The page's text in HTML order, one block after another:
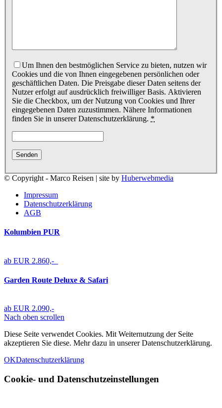
Um Ihnen den bestmöglichen Service zu bieten, nutzen wir
Cookies und die von Ihnen eingegebenen persönlichen oder
geschäftlichen Daten. Die Preisgabe dieser Daten seitens der
Nutzer erfolgt auf ausdrücklich freiwilliger Basis. Aktivieren
Sie die Checkbox, um der Nutzung von Cookies und Ihrer
eingegebenen Daten zuzustimmen. Nähere Informationen
finden Sie in unserer Datenschutzerklärung. *
© Copyright - Marco Reisen | site by Huberwebmedia
Impressum
Datenschutzerklärung
AGB
Kolumbien PUR
ab EUR 2.860,-
Garden Route Deluxe & Safari
ab EUR 2.090,-
Nach oben scrollen
Diese Seite verwendet Cookies. Mit Weiternutzung der Seite
akzeptieren Sie diese. Mehr dazu in unserer Datenschutzerklärung.
OKDatenschutzerklärung
Cookie- und Datenschutzeinstellungen